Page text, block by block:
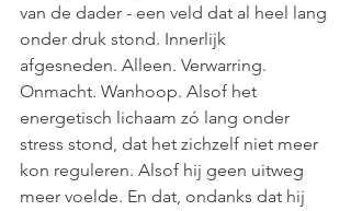
van de dader - een veld dat al heel lang
onder druk stond. Innerlijk
afgesneden. Alleen. Verwarring.
Onmacht. Wanhoop. Alsof het
energetisch lichaam zó lang onder
stress stond, dat het zichzelf niet meer
kon reguleren. Alsof hij geen uitweg
meer voelde. En dat, ondanks dat hij